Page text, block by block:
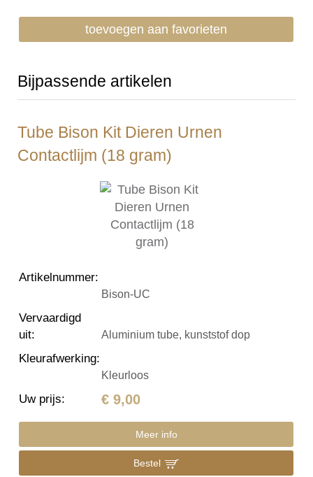
toevoegen aan favorieten
Bijpassende artikelen
Tube Bison Kit Dieren Urnen
Contactlijm (18 gram)
Artikelnummer:
Bison-UC
Vervaardigd
uit: Aluminium tube, kunststof dop
Kleurafwerking:
Kleurloos
Uw prijs: € 9,00
Meer info
Bestel